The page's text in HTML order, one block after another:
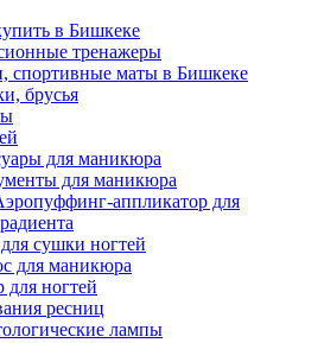
в Бишкеке
тренажеры
спортивные маты в Бишкеке
брусья
для маникюра
для маникюра
аппликатор для
сушки ногтей
для маникюра
для ногтей
ресниц
лампы